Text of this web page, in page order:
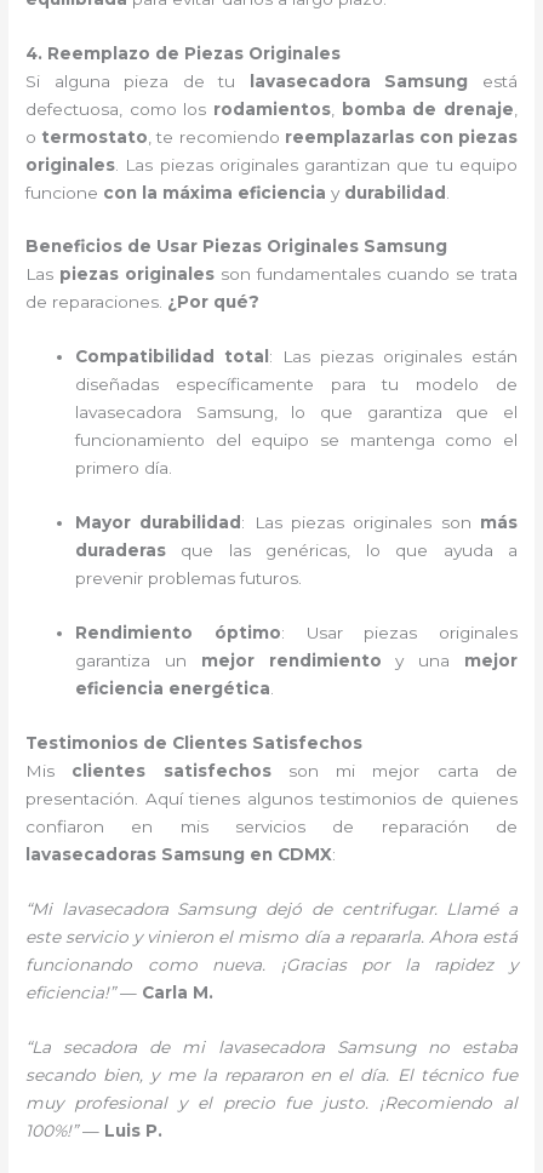
4. Reemplazo de Piezas Originales
Si alguna pieza de tu lavasecadora Samsung está
defectuosa, como los rodamientos bomba de drenaje
o termostato , te recomiendo reemplazarlas con piezas
originales . Las piezas originales garantizan que tu equipo
funcione con la máxima eficiencia y durabilidad
Beneficios de Usar Piezas Originales Samsung
Las piezas originales son fundamentales cuando se trata
de reparaciones. ¿Por qué?
Compatibilidad total : Las piezas originales están
diseñadas específicamente para tu modelo de
lavasecadora Samsung, lo que garantiza que el
funcionamiento del equipo se mantenga como el
primero día.
Mayor durabilidad : Las piezas originales son más
duraderas que las genéricas, lo que ayuda a
prevenir problemas futuros.
Rendimiento óptimo: Usar piezas originales
garantiza un mejor rendimiento y una mejor
eficiencia energética
Testimonios de Clientes Satisfechos
Mis clientes satisfechosson mi mejor carta de
presentación. Aquí tienes algunos testimonios de quienes
confiaron en mis servicios de reparación de
lavasecadoras Samsung en CDMX:
“Mi lavasecadora Samsung dejó de centrifugar. Llamé a
este servicio y vinieron el mismo día a repararla. Ahora está
funcionando como nueva. ¡Gracias por la rapidez y
eficiencia!”— Carla M.
“La secadora de mi lavasecadora Samsung no estaba
secando bien, y me la repararon en el día. El técnico fue
muy profesional y el precio fue justo. ¡Recomiendo al
100%!”— Luis P.